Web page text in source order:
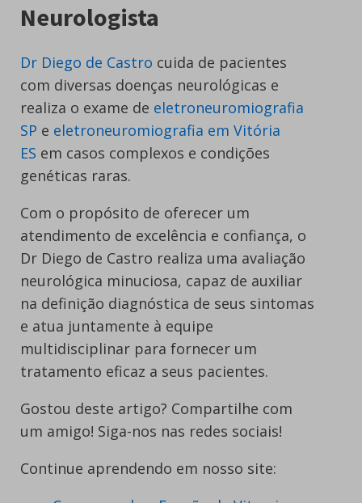
Neurologista
Dr Diego de Castro cuida de pacientes
com diversas doenças neurológicas e
realiza o exame de eletroneuromiografia
SP e eletroneuromiografia em Vitória
ES em casos complexos e condições
genéticas raras.
Com o propósito de oferecer um
atendimento de excelência e confiança, o
Dr Diego de Castro realiza uma avaliação
neurológica minuciosa, capaz de auxiliar
na definição diagnóstica de seus sintomas
e atua juntamente à equipe
multidisciplinar para fornecer um
tratamento eficaz a seus pacientes.
Gostou deste artigo? Compartilhe com
um amigo! Siga-nos nas redes sociais!
Continue aprendendo em nosso site: